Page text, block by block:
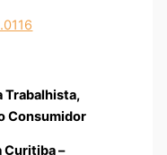
Trabalhista,
Consumidor
Curitiba –